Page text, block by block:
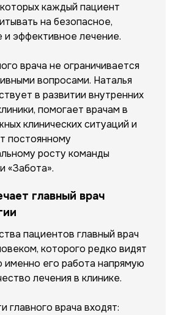
каждый пациент
на безопасное,
эффективное лечение.
врача не ограничивается
вопросами. Наталья
в развитии внутренних
помогает врачам в
клинических ситуаций и
постоянному
росту команды
«Забота».
главный врач
пациентов главный врач
которого редко видят
именно его работа напрямую
лечения в клинике.
главного врача входят: